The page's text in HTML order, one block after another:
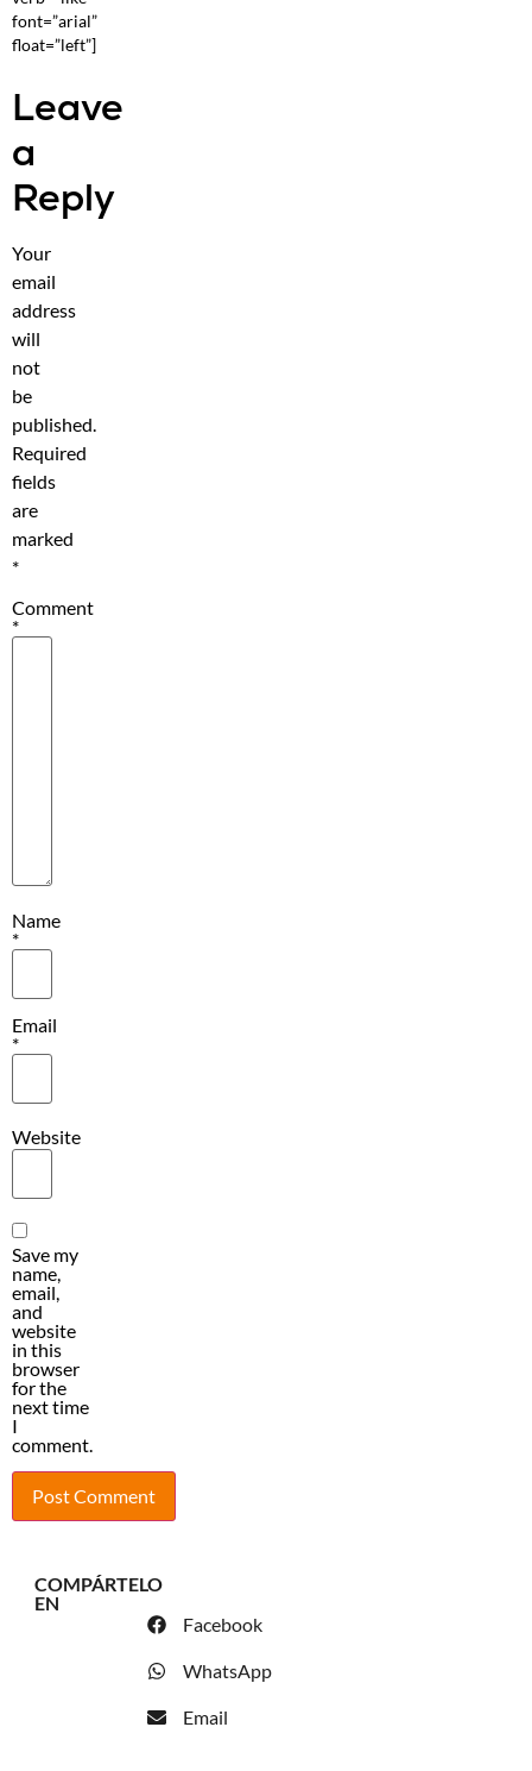
font=”arial”
float=”left”]
Leave
a
Reply
Your
email
address
will
not
be
published.
Required
fields
are
marked
*
Comment
*
Name
*
Email
*
Website
Save my
name,
email,
and
website
in this
browser
for the
next time
I
comment.
COMPÁRTELO
EN
Facebook
WhatsApp
Email